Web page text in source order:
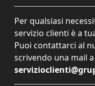
Per qualsiasi
servizio clienti è a
Puoi contattarci al
scrivendo una mail a